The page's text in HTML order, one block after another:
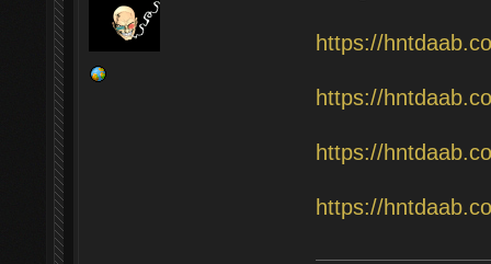
https://
https://
https://
https://